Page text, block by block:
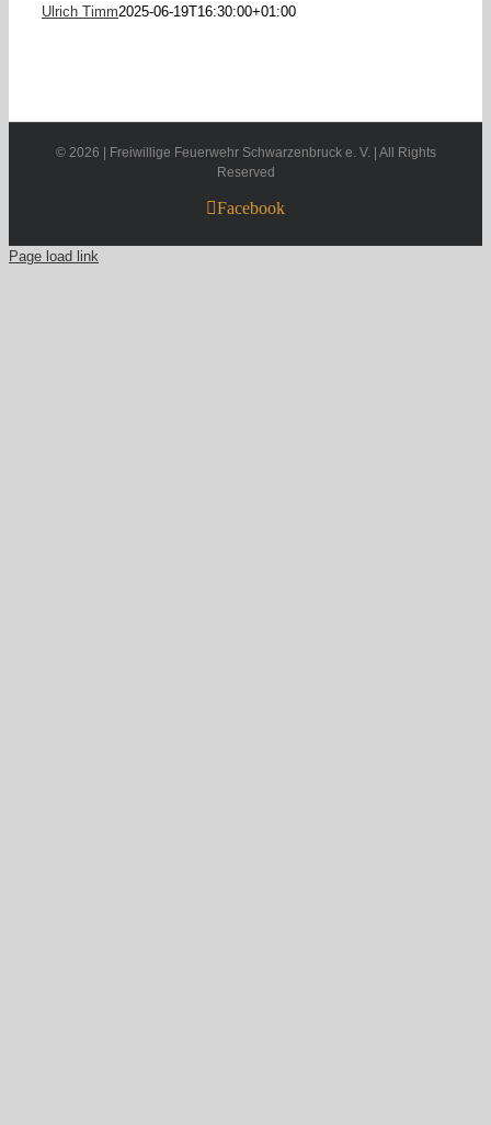
Ulrich Timm2025-06-19T16:30:00+01:00
© 2026 | Freiwillige Feuerwehr Schwarzenbruck e. V. | All Rights
Reserved
Facebook
Page load link